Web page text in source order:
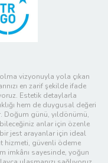
vizyonuyla yola çıkan
en zarif şekilde ifade
Estetik detaylarla
hem de duygusal değeri
Doğum günü, yıldönümü,
anlar için özenle
jest arayanlar için ideal
hizmeti, güvenli ödeme
imkânı sayesinde, yoğun